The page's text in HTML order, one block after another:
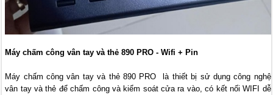
Máy chấm công vân tay và thẻ 890 PRO - Wifi + Pin
Máy chấm công vân tay và thẻ 890 PRO là thiết bị sử dụng công nghệ
vân tay và thẻ để chấm công và kiểm soát cửa ra vào, có kết nối WIFI dễ